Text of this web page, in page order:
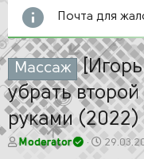
Почта для
Массаж
убрать
руками (2022)
АModerator
Д